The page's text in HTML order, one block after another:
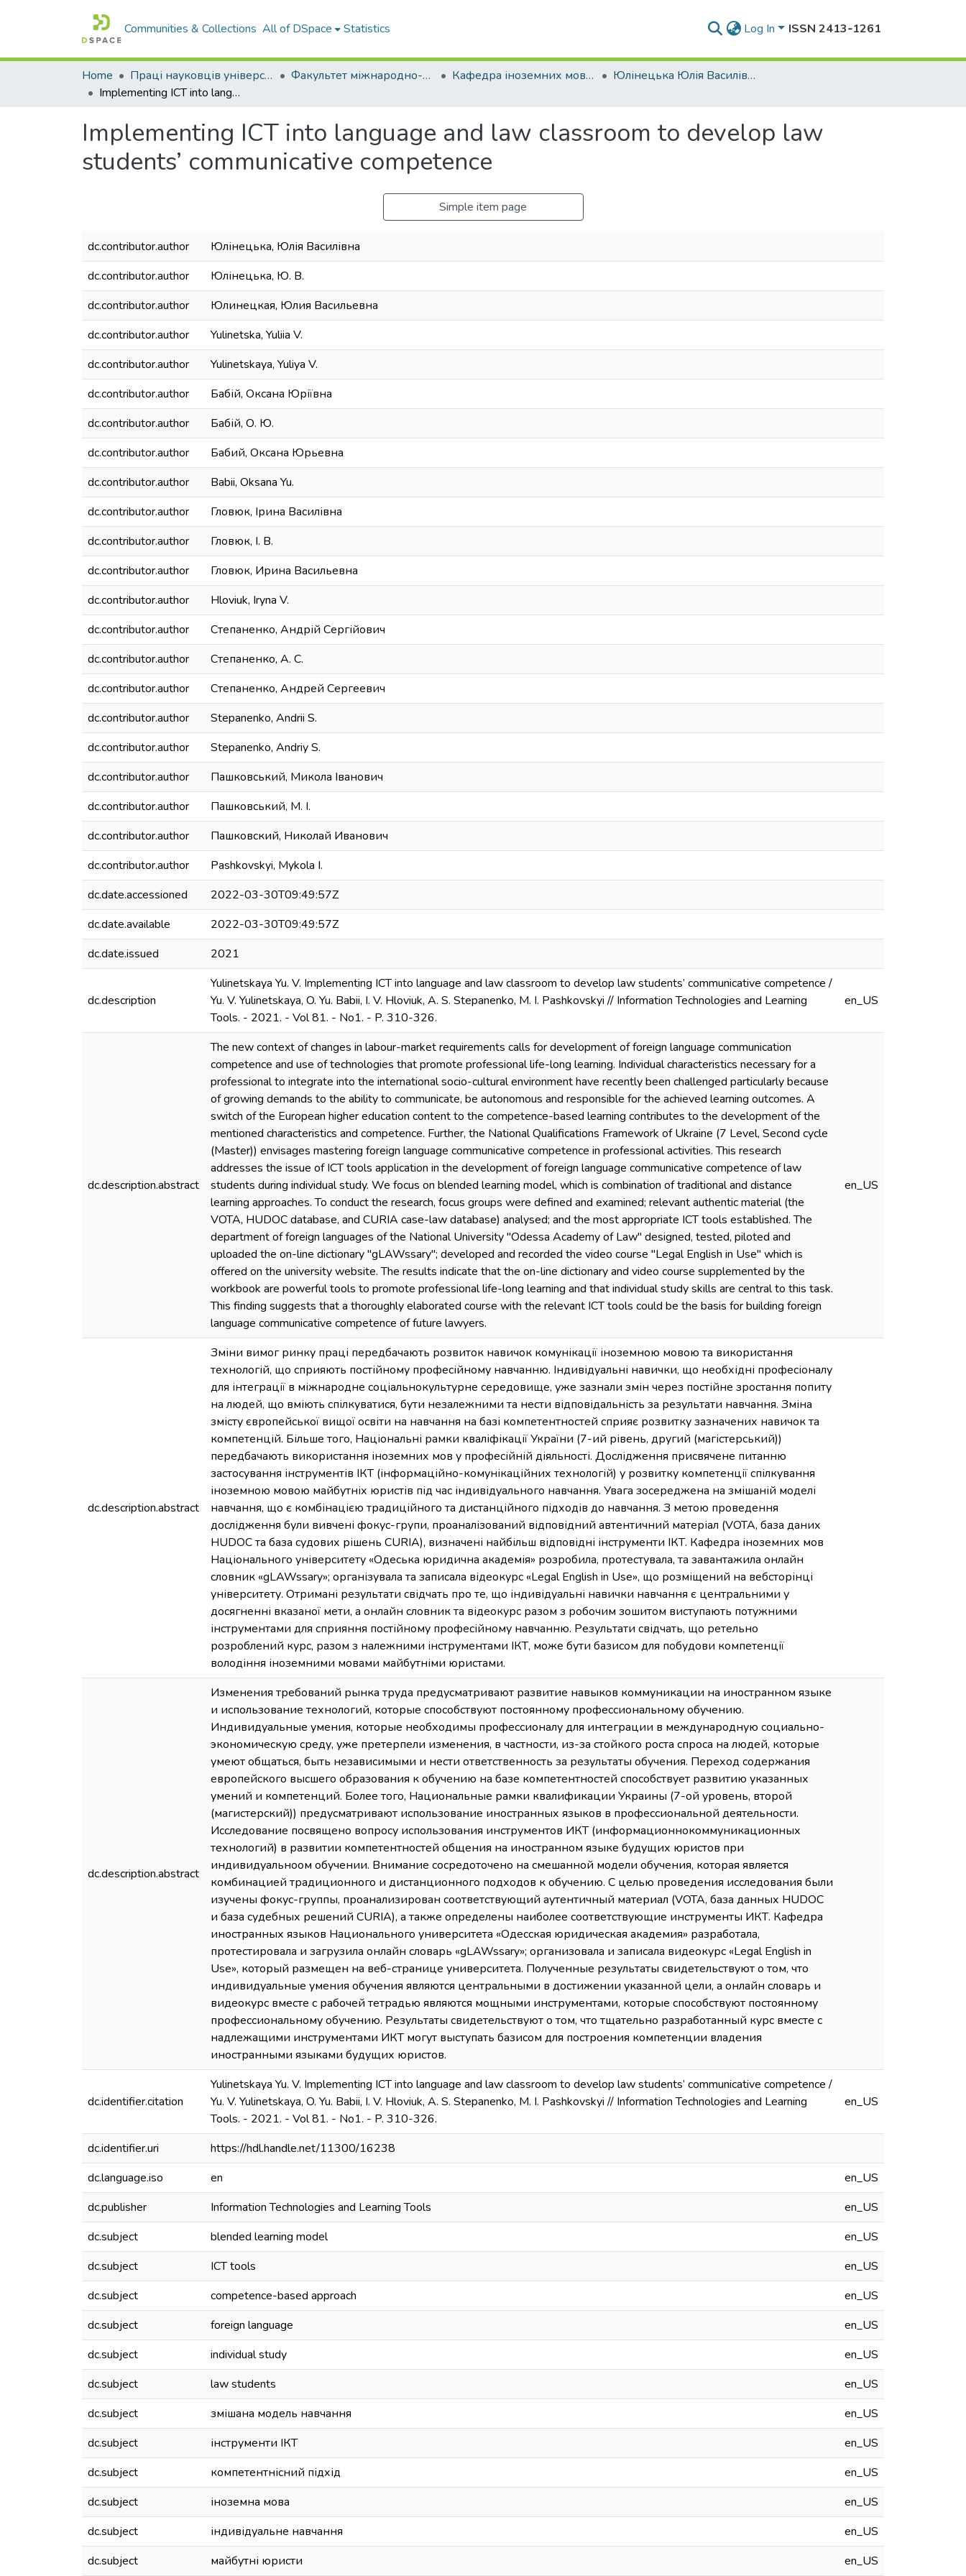
Communities & Collections All of DSpace Statistics Log In ISSN 2413‑1261
Home Праці науковців університету Факультет міжнародно-правових відносин Кафедра іноземних мов № 1 (з жовтня 2023 року перенесена на Факультет цивільної та господарської юстиції)
Юлінецька Юлія Василівна
Implementing ICT into language and law classroom to develop law students’ communicative competence
Implementing ICT into language and law classroom to develop law
students’ communicative competence
Simple item page
dc.contributor.author
Юлінецька, Юлія Василівна
dc.contributor.author
Юлінецька, Ю. В.
dc.contributor.author
Юлинецкая, Юлия Васильевна
dc.contributor.author
Yulinetska, Yuliia V.
dc.contributor.author
Yulinetskaya, Yuliya V.
dc.contributor.author
Бабій, Оксана Юріївна
dc.contributor.author
Бабій, О. Ю.
dc.contributor.author
Бабий, Оксана Юрьевна
dc.contributor.author
Babii, Oksana Yu.
dc.contributor.author
Гловюк, Ірина Василівна
dc.contributor.author
Гловюк, І. В.
dc.contributor.author
Гловюк, Ирина Васильевна
dc.contributor.author
Hloviuk, Iryna V.
dc.contributor.author
Степаненко, Андрій Сергійович
dc.contributor.author
Степаненко, А. С.
dc.contributor.author
Степаненко, Андрей Сергеевич
dc.contributor.author
Stepanenko, Andrii S.
dc.contributor.author
Stepanenko, Andriy S.
dc.contributor.author
Пашковський, Микола Іванович
dc.contributor.author
Пашковський, М. І.
dc.contributor.author
Пашковский, Николай Иванович
dc.contributor.author
Pashkovskyi, Mykola I.
dc.date.accessioned
2022-03-30T09:49:57Z
dc.date.available
2022-03-30T09:49:57Z
dc.date.issued
2021
dc.description
Yulinetskaya Yu. V. Implementing ICT into language and law classroom to develop law students’ communicative competence /
Yu. V. Yulinetskaya, O. Yu. Babii, I. V. Hloviuk, A. S. Stepanenko, M. I. Pashkovskyi // Information Technologies and Learning
Tools. - 2021. - Vol 81. - No1. - P. 310-326.
en_US
dc.description.abstract
The new context of changes in labour-market requirements calls for development of foreign language communication
competence and use of technologies that promote professional life-long learning. Individual characteristics necessary for a
professional to integrate into the international socio-cultural environment have recently been challenged particularly because
of growing demands to the ability to communicate, be autonomous and responsible for the achieved learning outcomes. A
switch of the European higher education content to the competence-based learning contributes to the development of the
mentioned characteristics and competence. Further, the National Qualifications Framework of Ukraine (7 Level, Second cycle
(Master)) envisages mastering foreign language communicative competence in professional activities. This research
addresses the issue of ICT tools application in the development of foreign language communicative competence of law
students during individual study. We focus on blended learning model, which is combination of traditional and distance
learning approaches. To conduct the research, focus groups were defined and examined; relevant authentic material (the
VOTA, HUDOC database, and CURIA case-law database) analysed; and the most appropriate ICT tools established. The
department of foreign languages of the National University "Odessa Academy of Law" designed, tested, piloted and
uploaded the on-line dictionary "gLAWssary"; developed and recorded the video course "Legal English in Use" which is
offered on the university website. The results indicate that the on-line dictionary and video course supplemented by the
workbook are powerful tools to promote professional life-long learning and that individual study skills are central to this task.
This finding suggests that a thoroughly elaborated course with the relevant ICT tools could be the basis for building foreign
language communicative competence of future lawyers.
en_US
dc.description.abstract
Зміни вимог ринку праці передбачають розвиток навичок комунікації іноземною мовою та використання
технологій, що сприяють постійному професійному навчанню. Індивідуальні навички, що необхідні професіоналу
для інтеграції в міжнародне соціальнокультурне середовище, уже зазнали змін через постійне зростання попиту
на людей, що вміють спілкуватися, бути незалежними та нести відповідальність за результати навчання. Зміна
змісту європейської вищої освіти на навчання на базі компетентностей сприяє розвитку зазначених навичок та
компетенцій. Більше того, Національні рамки кваліфікації України (7-ий рівень, другий (магістерський))
передбачають використання іноземних мов у професійній діяльності. Дослідження присвячене питанню
застосування інструментів ІКТ (інформаційно-комунікаційних технологій) у розвитку компетенції спілкування
іноземною мовою майбутніх юристів під час індивідуального навчання. Увага зосереджена на змішаній моделі
навчання, що є комбінацією традиційного та дистанційного підходів до навчання. З метою проведення
дослідження були вивчені фокус-групи, проаналізований відповідний автентичний матеріал (VOTA, база даних
HUDOC та база судових рішень CURIA), визначені найбільш відповідні інструменти ІКТ. Кафедра іноземних мов
Національного університету «Одеська юридична академія» розробила, протестувала, та завантажила онлайн
словник «gLAWssary»; організувала та записала відеокурс «Legal English in Use», що розміщений на вебсторінці
університету. Отримані результати свідчать про те, що індивідуальні навички навчання є центральними у
досягненні вказаної мети, а онлайн словник та відеокурс разом з робочим зошитом виступають потужними
інструментами для сприяння постійному професійному навчанню. Результати свідчать, що ретельно
розроблений курс, разом з належними інструментами ІКТ, може бути базисом для побудови компетенції
володіння іноземними мовами майбутніми юристами.
dc.description.abstract
Изменения требований рынка труда предусматривают развитие навыков коммуникации на иностранном языке
и использование технологий, которые способствуют постоянному профессиональному обучению.
Индивидуальные умения, которые необходимы профессионалу для интеграции в международную социально-
экономическую среду, уже претерпели изменения, в частности, из-за стойкого роста спроса на людей, которые
умеют общаться, быть независимыми и нести ответственность за результаты обучения. Переход содержания
европейского высшего образования к обучению на базе компетентностей способствует развитию указанных
умений и компетенций. Более того, Национальные рамки квалификации Украины (7-ой уровень, второй
(магистерский)) предусматривают использование иностранных языков в профессиональной деятельности.
Исследование посвящено вопросу использования инструментов ИКТ (информационнокоммуникационных
технологий) в развитии компетентностей общения на иностранном языке будущих юристов при
индивидуальноом обучении. Внимание сосредоточено на смешанной модели обучения, которая является
комбинацией традиционного и дистанционного подходов к обучению. С целью проведения исследования были
изучены фокус-группы, проанализирован соответствующий аутентичный материал (VOTA, база данных HUDOC
и база судебных решений CURIA), а также определены наиболее соответствующие инструменты ИКТ. Кафедра
иностранных языков Национального университета «Одесская юридическая академия» разработала,
протестировала и загрузила онлайн словарь «gLAWssary»; организовала и записала видеокурс «Legal English in
Use», который размещен на веб-странице университета. Полученные результаты свидетельствуют о том, что
индивидуальные умения обучения являются центральными в достижении указанной цели, а онлайн словарь и
видеокурс вместе с рабочей тетрадью являются мощными инструментами, которые способствуют постоянному
профессиональному обучению. Результаты свидетельствуют о том, что тщательно разработанный курс вместе с
надлежащими инструментами ИКТ могут выступать базисом для построения компетенции владения
иностранными языками будущих юристов.
dc.identifier.citation
Yulinetskaya Yu. V. Implementing ICT into language and law classroom to develop law students’ communicative competence /
Yu. V. Yulinetskaya, O. Yu. Babii, I. V. Hloviuk, A. S. Stepanenko, M. I. Pashkovskyi // Information Technologies and Learning
Tools. - 2021. - Vol 81. - No1. - P. 310-326.
en_US
dc.identifier.uri
https://hdl.handle.net/11300/16238
dc.language.iso
en
en_US
dc.publisher
Information Technologies and Learning Tools
en_US
dc.subject
blended learning model
en_US
dc.subject
ICT tools
en_US
dc.subject
competence-based approach
en_US
dc.subject
foreign language
en_US
dc.subject
individual study
en_US
dc.subject
law students
en_US
dc.subject
змішана модель навчання
en_US
dc.subject
інструменти ІКТ
en_US
dc.subject
компетентнісний підхід
en_US
dc.subject
іноземна мова
en_US
dc.subject
індивідуальне навчання
en_US
dc.subject
майбутні юристи en_US